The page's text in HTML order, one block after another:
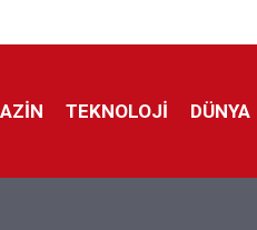
TEKNOLOJİ DÜNYA
ile anlaştı!